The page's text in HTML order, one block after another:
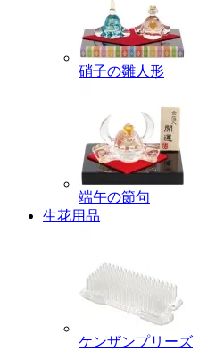
硝子の雛人形
端午の節句
生花用品
ケンザンプリーズ